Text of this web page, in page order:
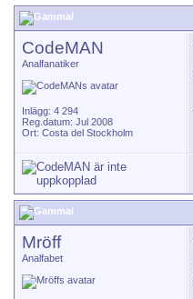
CodeMAN
Analfanatiker
Inlägg: 4 294
Reg.datum: Jul 2008
Ort: Costa del Stockholm
Mröff
Analfabet